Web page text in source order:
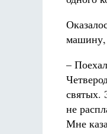
машину,
–
святых.
не
Мне